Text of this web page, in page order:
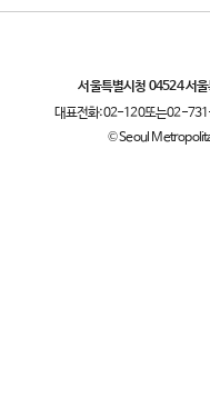
서울특별시청 04524 서
대표전화:02-120또는02-
© Seoul